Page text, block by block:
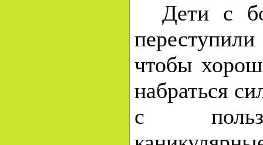
Дети с
чтобы
набраться
с